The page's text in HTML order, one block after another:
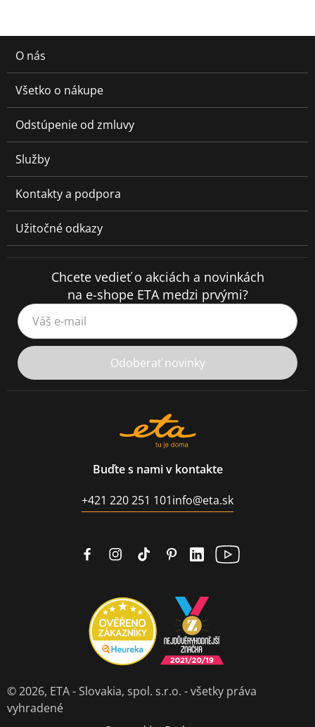
O nás
Všetko o nákupe
Odstúpenie od zmluvy
Služby
Kontakty a podpora
Užitočné odkazy
Chcete vedieť o akciách a novinkách
na e-shope ETA medzi prvými?
Váš e-mail
Odoberať novinky
Buďte s nami v kontakte
+421 220 251 101info@eta.sk
© 2026, ETA - Slovakia, spol. s.r.o. - všetky práva
vyhradené